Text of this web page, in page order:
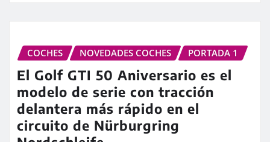
COCHES NOVEDADES COCHES PORTADA 1
El Golf GTI 50 Aniversario es el
modelo de serie con tracción
delantera más rápido en el
circuito de Nürburgring